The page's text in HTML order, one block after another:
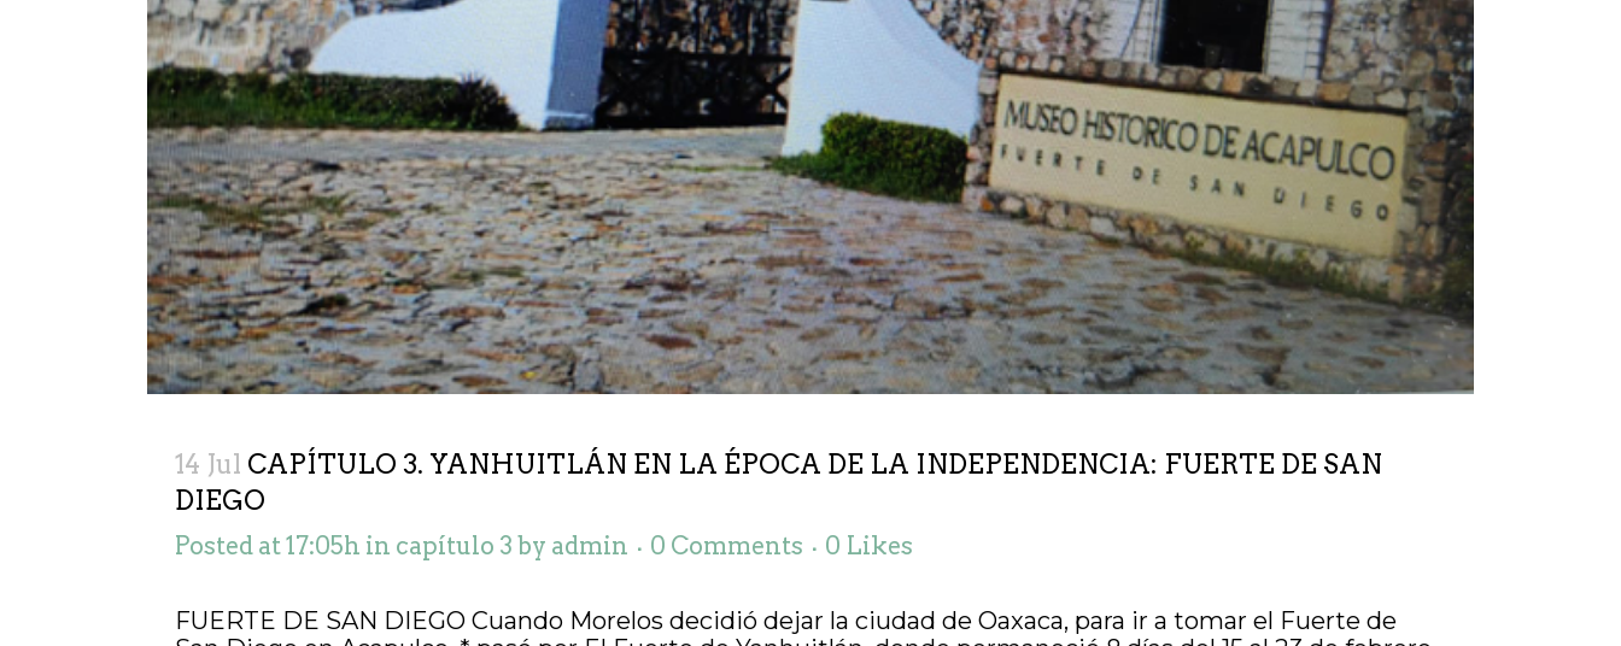
14 Jul CAPÍTULO 3. YANHUITLÁN EN LA ÉPOCA DE LA INDEPENDENCIA: FUERTE DE SAN
DIEGO
Posted at 17:05h in capítulo 3 by admin 0 Comments 0 Likes
FUERTE DE SAN DIEGO Cuando Morelos decidió dejar la ciudad de Oaxaca, para ir a tomar el Fuerte de